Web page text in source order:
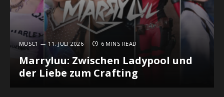
MUSC1 11. JULI 2026 6 MINS READ
Marryluu: Zwischen Ladypool und
der Liebe zum Crafting